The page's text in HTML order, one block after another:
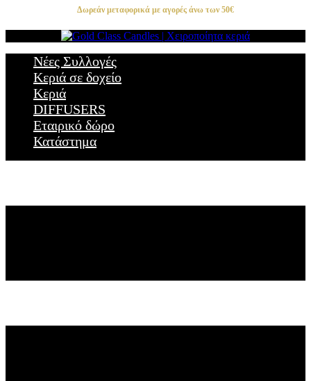
Δωρεάν μεταφορικά με αγορές άνω των 50€
Νέες Συλλογές
Κεριά σε δοχείο
Κεριά
DIFFUSERS
Εταιρικό δώρο
Κατάστημα